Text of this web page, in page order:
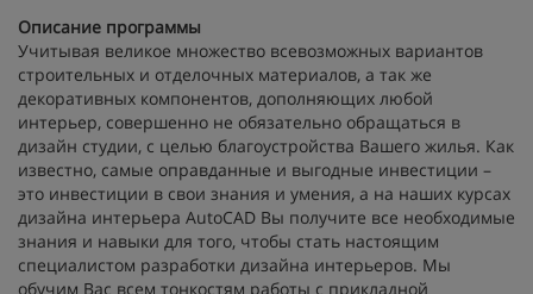
Описание программы
Учитывая великое множество всевозможных вариантов
строительных и отделочных материалов, а так же
декоративных компонентов, дополняющих любой
интерьер, совершенно не обязательно обращаться в
дизайн студии, с целью благоустройства Вашего жилья. Как
известно, самые оправданные и выгодные инвестиции –
это инвестиции в свои знания и умения, а на наших курсах
дизайна интерьера AutoCAD Вы получите все необходимые
знания и навыки для того, чтобы стать настоящим
специалистом разработки дизайна интерьеров. Мы
обучим Вас всем тонкостям работы с прикладной